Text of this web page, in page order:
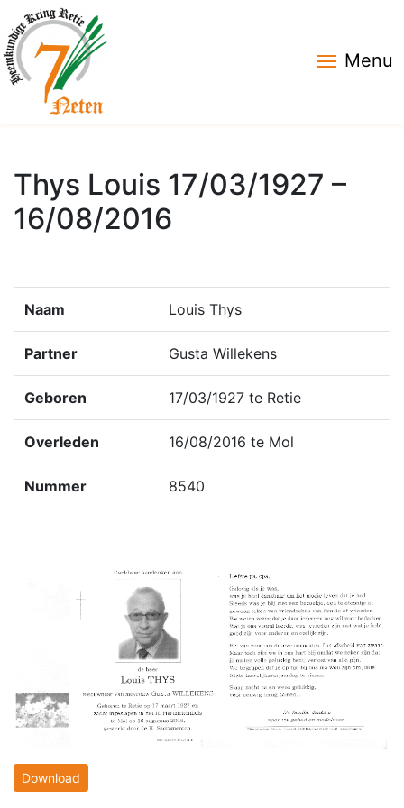
Menu
Thys Louis 17/03/1927 –
16/08/2016
Naam Louis Thys
Partner Gusta Willekens
Geboren 17/03/1927 te Retie
Overleden 16/08/2016 te Mol
Nummer 8540
Download